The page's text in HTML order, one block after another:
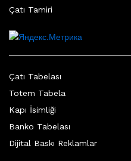
Çatı Tamiri
Çatı Tabelası
Totem Tabela
Kapı İsimliği
Banko Tabelası
Dijital Baskı Reklamlar